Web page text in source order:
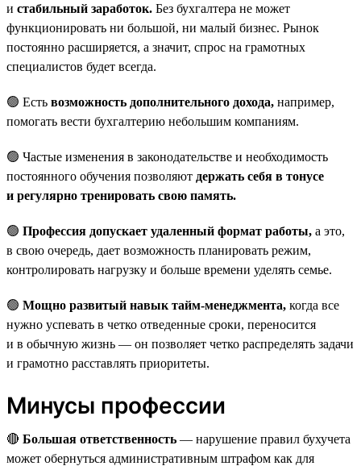
и стабильный заработок. Без бухгалтера не может
функционировать ни большой, ни малый бизнес. Рынок
постоянно расширяется, а значит, спрос на грамотных
специалистов будет всегда.
🟢 Есть возможность дополнительного дохода, например,
помогать вести бухгалтерию небольшим компаниям.
🟢 Частые изменения в законодательстве и необходимость
постоянного обучения позволяют держать себя в тонусе
и регулярно тренировать свою память.
🟢 Профессия допускает удаленный формат работы, а это,
в свою очередь, дает возможность планировать режим,
контролировать нагрузку и больше времени уделять семье.
🟢 Мощно развитый навык тайм-менеджмента, когда все
нужно успевать в четко отведенные сроки, переносится
и в обычную жизнь — он позволяет четко распределять задачи
и грамотно расставлять приоритеты.
Минусы профессии
🔴 Большая ответственность — нарушение правил бухучета
может обернуться административным штрафом как для